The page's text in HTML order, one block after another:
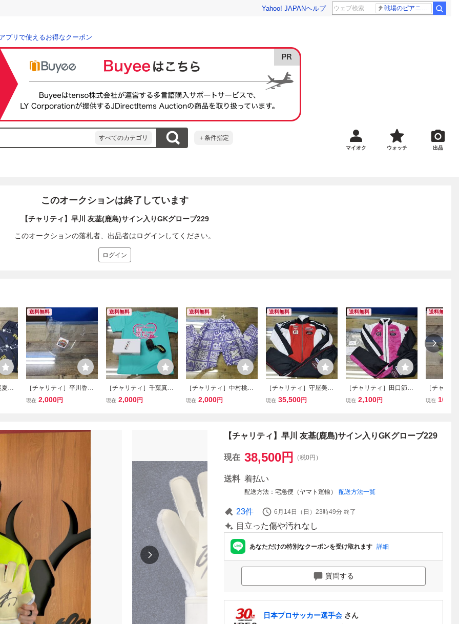
Yahoo! JAPANヘルプ 戦場のピアニスト
プリで使えるお得なクーポン
すべてのカテゴリ ＋条件指定
マイオク ウォッチ 出品
このオークションは終了しています
【チャリティ】早川 友基(鹿島)サイン入りGKグローブ229
このオークションの落札者、出品者はログインしてください。
ログイン
海
送料無料
［チャリティ］平川香織
選手 ヘルメットシール
現在 2,000円
送料無料
［チャリティ］千葉真弥
選手 Tシャツ＋プロペラ
現在 2,000円
送料無料
［チャリティ］中村桃佳
選手 レーシングスーツ
現在 2,000円
送料無料
［チャリティ］守屋美穂
選手 レーシングスーツ
現在 35,500円
送料無料
［チャリティ］田口節子
選手 A レーシングスー
現在 2,100円
送料無料
［チャリ
選手 B プ
現在
【チャリティ】早川 友基(鹿島)サイン入りGKグローブ229
現在 38,500円 （税0円）
送料 着払い
配送方法 宅急便（ヤマト運輸） 配送方法一覧
23件 6月14日（日）23時49分 終了
目立った傷や汚れなし
あなただけの特別なクーポンを受け取れます 詳細
質問する
日本プロサッカー選手会 さん